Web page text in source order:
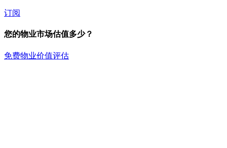
订阅
您的物业市场估值多少？
免费物业价值评估